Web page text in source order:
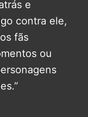
e
contra ele,
fãs
ou